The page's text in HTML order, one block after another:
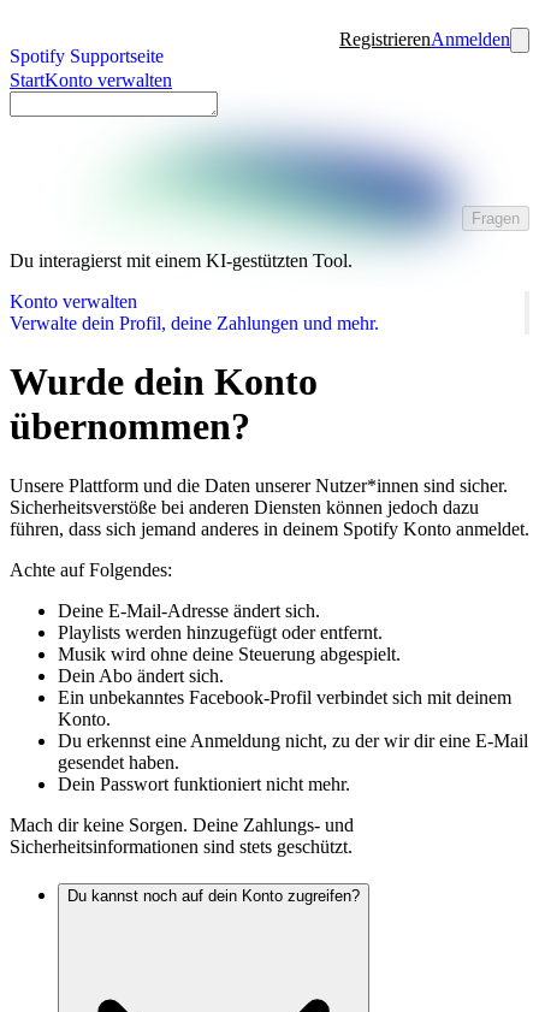
Spotify Supportseite
RegistrierenAnmelden
StartKonto verwalten
Fragen
Du interagierst mit einem KI-gestützten Tool.
Konto verwalten
Verwalte dein Profil, deine Zahlungen und mehr.
Wurde dein Konto
übernommen?
Unsere Plattform und die Daten unserer Nutzer*innen sind sicher.
Sicherheitsverstöße bei anderen Diensten können jedoch dazu
führen, dass sich jemand anderes in deinem Spotify Konto anmeldet.
Achte auf Folgendes:
Deine E-Mail-Adresse ändert sich.
Playlists werden hinzugefügt oder entfernt.
Musik wird ohne deine Steuerung abgespielt.
Dein Abo ändert sich.
Ein unbekanntes Facebook-Profil verbindet sich mit deinem
Konto.
Du erkennst eine Anmeldung nicht, zu der wir dir eine E-Mail
gesendet haben.
Dein Passwort funktioniert nicht mehr.
Mach dir keine Sorgen. Deine Zahlungs- und
Sicherheitsinformationen sind stets geschützt.
Du kannst noch auf dein Konto zugreifen?